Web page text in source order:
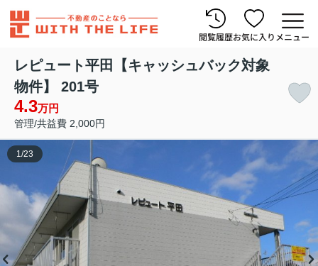
閲覧履歴お気に入り メニュー
レピュート平田【キャッシュバック対象
物件】 201号
4.3万円
管理/共益費 2,000円
1/23